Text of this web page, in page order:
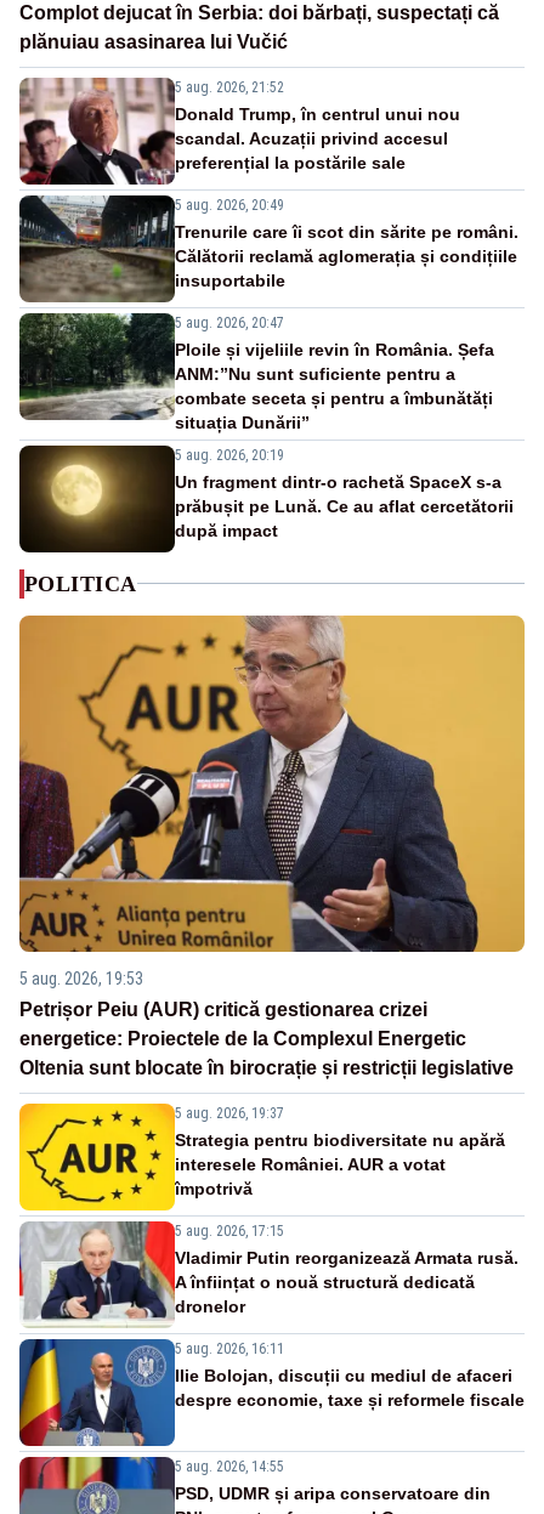
Complot dejucat în Serbia: doi bărbați, suspectați că
plănuiau asasinarea lui Vučić
5 aug. 2026, 21:52
Donald Trump, în centrul unui nou
scandal. Acuzații privind accesul
preferențial la postările sale
5 aug. 2026, 20:49
Trenurile care îi scot din sărite pe români.
Călătorii reclamă aglomerația și condițiile
insuportabile
5 aug. 2026, 20:47
Ploile și vijeliile revin în România. Șefa
ANM:”Nu sunt suficiente pentru a
combate seceta și pentru a îmbunătăți
situația Dunării”
5 aug. 2026, 20:19
Un fragment dintr-o rachetă SpaceX s-a
prăbușit pe Lună. Ce au aflat cercetătorii
după impact
POLITICA
5 aug. 2026, 19:53
Petrișor Peiu (AUR) critică gestionarea crizei
energetice: Proiectele de la Complexul Energetic
Oltenia sunt blocate în birocrație și restricții legislative
5 aug. 2026, 19:37
Strategia pentru biodiversitate nu apără
interesele României. AUR a votat
împotrivă
5 aug. 2026, 17:15
Vladimir Putin reorganizează Armata rusă.
A înființat o nouă structură dedicată
dronelor
5 aug. 2026, 16:11
Ilie Bolojan, discuții cu mediul de afaceri
despre economie, taxe și reformele fiscale
5 aug. 2026, 14:55
PSD, UDMR și aripa conservatoare din